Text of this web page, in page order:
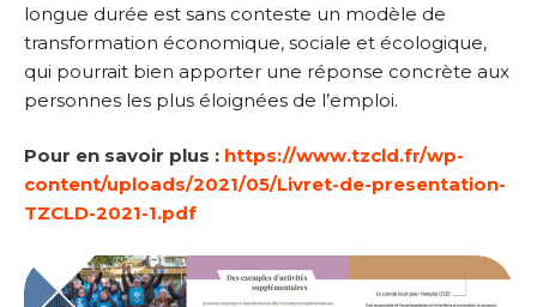
longue durée est sans conteste un modèle de
transformation économique, sociale et écologique,
qui pourrait bien apporter une réponse concrète aux
personnes les plus éloignées de l’emploi.
Pour en savoir plus : https://www.tzcld.fr/wp-
content/uploads/2021/05/Livret-de-presentation-
TZCLD-2021-1.pdf